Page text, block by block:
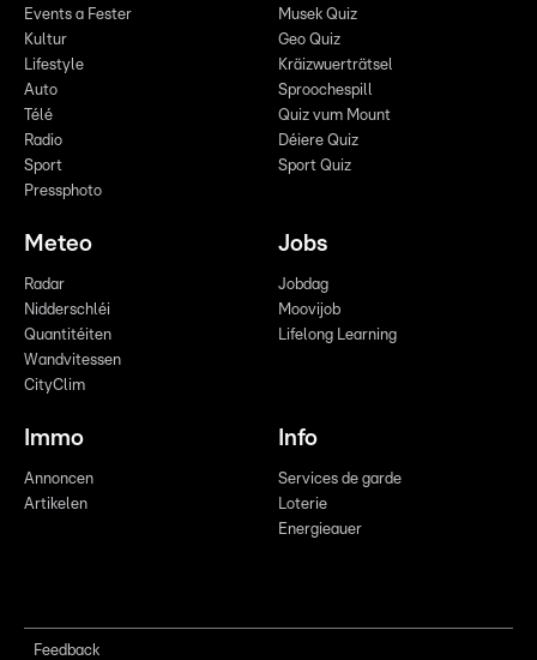
Events a Fester
Kultur
Lifestyle
Auto
Télé
Radio
Sport
Pressphoto
Musek Quiz
Geo Quiz
Kräizwuerträtsel
Sproochespill
Quiz vum Mount
Déiere Quiz
Sport Quiz
Meteo
Radar
Nidderschléi
Quantitéiten
Wandvitessen
CityClim
Jobs
Jobdag
Moovijob
Lifelong Learning
Immo
Annoncen
Artikelen
Info
Services de garde
Loterie
Energieauer
Feedback